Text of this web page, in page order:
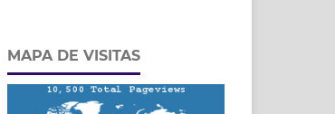
MAPA DE VISITAS